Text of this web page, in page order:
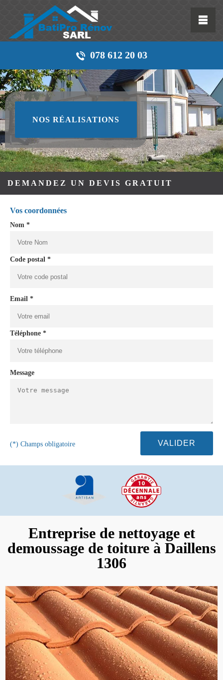
078 612 20 03
NOS RÉALISATIONS
DEMANDEZ UN DEVIS GRATUIT
Vos coordonnées
Nom *
Code postal *
Email *
Téléphone *
Message
(*) Champs obligatoire
Entreprise de nettoyage et
demoussage de toiture à Daillens
1306